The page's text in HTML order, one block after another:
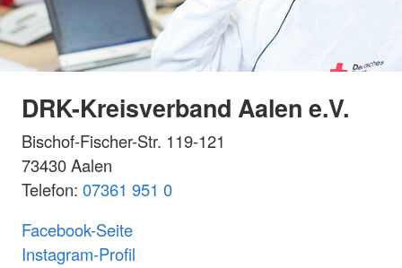
DRK-Kreisverband Aalen e.V.
Bischof-Fischer-Str. 119-121
73430 Aalen
Telefon: 07361 951 0
Facebook-Seite
Instagram-Profil